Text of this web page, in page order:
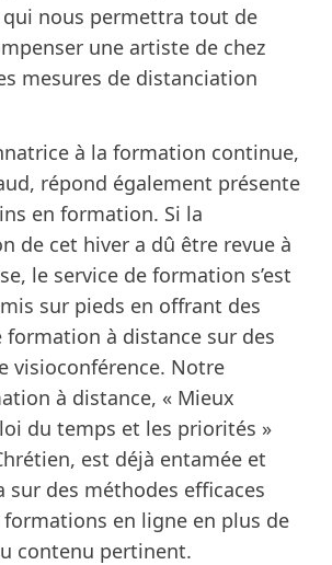
qui nous permettra tout de
une artiste de chez
mesures de distanciation
à la formation continue,
répond également présente
en formation. Si la
de cet hiver a dû être revue à
le service de formation s’est
sur pieds en offrant des
à distance sur des
visioconférence. Notre
à distance, « Mieux
du temps et les priorités »
est déjà entamée et
sur des méthodes efficaces
en ligne en plus de
contenu pertinent.